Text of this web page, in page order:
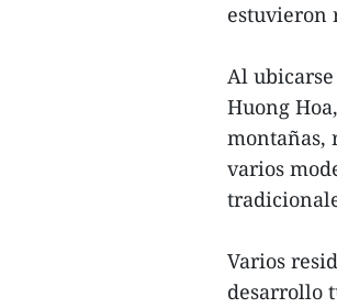
estuvieron
Al ubicarse
Huong
montañas,
varios
Varios
desarrollo